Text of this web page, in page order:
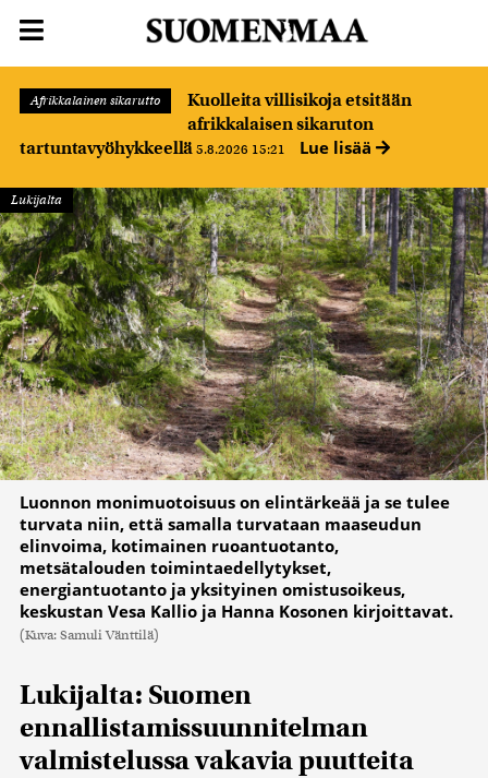
Afrikkalainen sikarutto
Kuolleita villisikoja etsitään
afrikkalaisen sikaruton
tartuntavyöhykkeellä 5.8.2026 15:21 Lue lisää
Lukijalta
Luonnon monimuotoisuus on elintärkeää ja se tulee
turvata niin, että samalla turvataan maaseudun
elinvoima, kotimainen ruoantuotanto,
metsätalouden toimintaedellytykset,
energiantuotanto ja yksityinen omistusoikeus,
keskustan Vesa Kallio ja Hanna Kosonen kirjoittavat.
(Kuva: Samuli Vänttilä)
Lukijalta: Suomen
ennallistamissuunnitelman
valmistelussa vakavia puutteita